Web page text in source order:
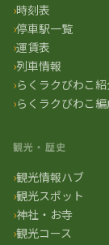
時刻表
停車駅一覧
運賃表
列車情報
らくラクびわこ
らくラクびわこ
観光・歴史
観光情報ハブ
観光スポット
神社・お寺
観光コース